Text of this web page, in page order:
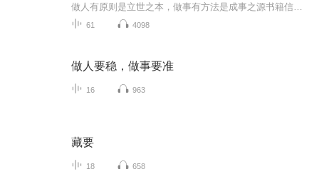
61 4098
做人要稳，做事要准
16 963
藏要
18 658